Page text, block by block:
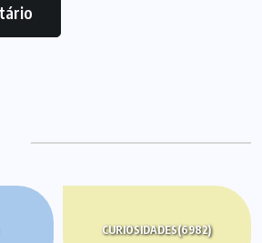
CURIOSIDADES(6982)